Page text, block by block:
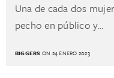
Una de cada dos
pecho en público y…
BIGGERS ON 24 ENERO 2023